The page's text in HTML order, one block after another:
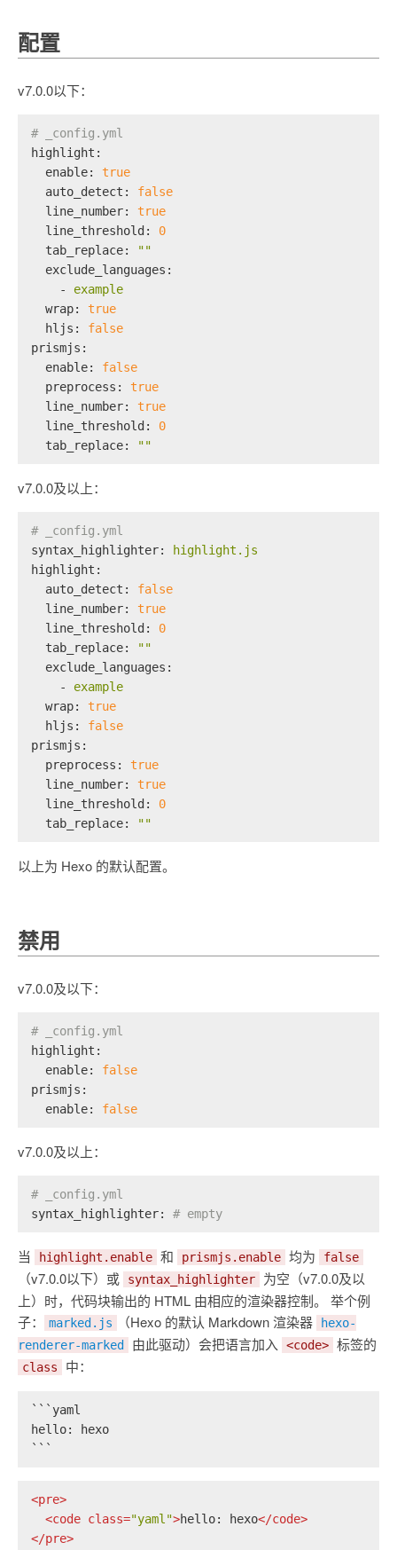
配置
v7.0.0以下：
# _config.yml
highlight:
enable:
true
auto_detect:
false
line_number:
true
line_threshold:
0
tab_replace:
""
exclude_languages:
-
example
wrap:
true
hljs:
false
prismjs:
enable:
false
preprocess:
true
line_number:
true
line_threshold:
0
tab_replace:
""
v7.0.0及以上：
# _config.yml
syntax_highlighter:
highlight.js
highlight:
auto_detect:
false
line_number:
true
line_threshold:
0
tab_replace:
""
exclude_languages:
-
example
wrap:
true
hljs:
false
prismjs:
preprocess:
true
line_number:
true
line_threshold:
0
tab_replace:
""
以上为 Hexo 的默认配置。
禁用
v7.0.0及以下：
# _config.yml
highlight:
enable:
false
prismjs:
enable:
false
v7.0.0及以上：
# _config.yml
syntax_highlighter:
# empty
当 highlight.enable 和 prismjs.enable 均为 false
（v7.0.0以下）或 syntax_highlighter
为空（v7.0.0及以
上）时，代码块输出的 HTML 由相应的渲染器控制。 举个例
子：
marked.js （Hexo 的默认 Markdown 渲染器
hexo-
renderer-marked
由此驱动）会把语言加入 <code> 标签的
class 中：
```yaml
hello: hexo
```
<pre>
<code class="yaml">hello: hexo</code>
</pre>